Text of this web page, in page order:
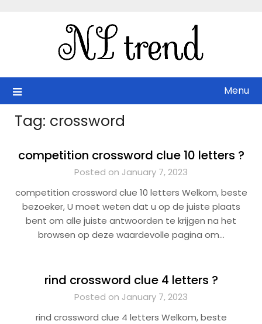
Menu
Tag: crossword
competition crossword clue 10 letters ?
Posted on January 7, 2023
competition crossword clue 10 letters Welkom, beste
bezoeker, U moet weten dat u op de juiste plaats
bent om alle juiste antwoorden te krijgen na het
browsen op deze waardevolle pagina om…
rind crossword clue 4 letters ?
Posted on January 7, 2023
rind crossword clue 4 letters Welkom, beste